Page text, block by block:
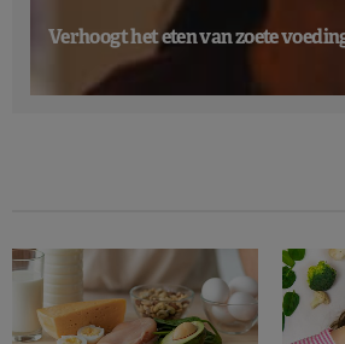
Verhoogt het eten van zoete